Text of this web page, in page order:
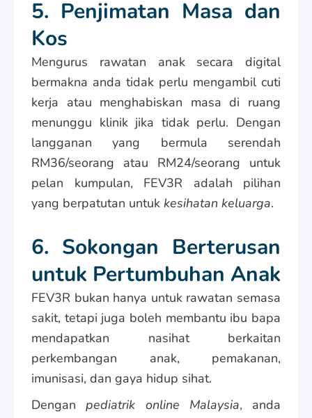
5. Penjimatan Masa dan
Kos
Mengurus rawatan anak secara digital
bermakna anda tidak perlu mengambil cuti
kerja atau menghabiskan masa di ruang
menunggu klinik jika tidak perlu. Dengan
langganan yang bermula serendah
RM36/seorang atau RM24/seorang untuk
pelan kumpulan, FEV3R adalah pilihan
yang berpatutan untuk kesihatan keluarga.
6. Sokongan Berterusan
untuk Pertumbuhan Anak
FEV3R bukan hanya untuk rawatan semasa
sakit, tetapi juga boleh membantu ibu bapa
mendapatkan nasihat berkaitan
perkembangan anak, pemakanan,
imunisasi, dan gaya hidup sihat.
Denganpediatrik online Malaysia, anda